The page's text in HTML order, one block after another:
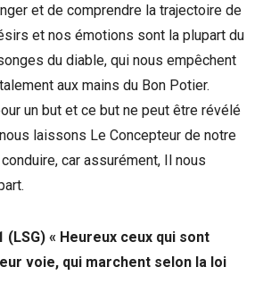
et de comprendre la trajectoire de
et nos émotions sont la plupart du
du diable, qui nous empêchent
aux mains du Bon Potier.
un but et ce but ne peut être révélé
laissons Le Concepteur de notre
car assurément, Il nous
(LSG) « Heureux ceux qui sont
voie, qui marchent selon la loi